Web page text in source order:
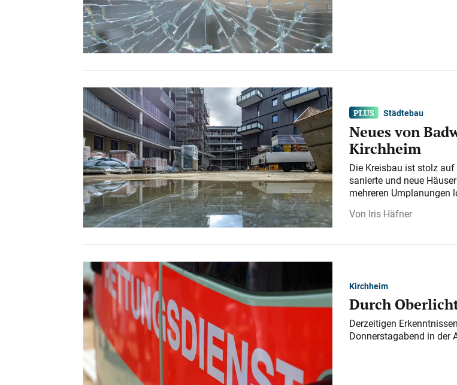
Städtebau
Neues von
Kirchheim
Die Kreisbau ist stolz
sanierte und neue
mehreren Umplanungen
Iris Häfner
Kirchheim
Durch
Derzeitigen
Donnerstagabend in der